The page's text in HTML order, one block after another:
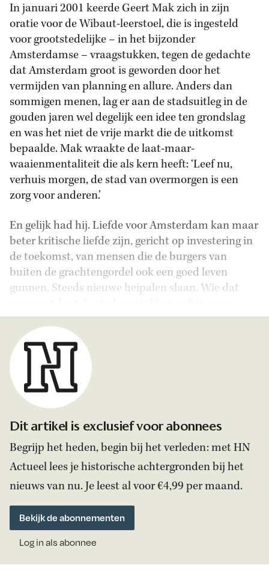
In januari 2001 keerde Geert Mak zich in zijn
oratie voor de Wibaut-leerstoel, die is ingesteld
voor grootstedelijke – in het bijzonder
Amsterdamse – vraagstukken, tegen de gedachte
dat Amsterdam groot is geworden door het
vermijden van planning en allure. Anders dan
sommigen menen, lag er aan de stadsuitleg in de
gouden jaren wel degelijk een idee ten grondslag
en was het niet de vrije markt die de uitkomst
bepaalde. Mak wraakte de laat-maar-
waaienmentaliteit die als kern heeft: ‘Leef nu,
verhuis morgen, de stad van overmorgen is een
zorg voor anderen.’
En gelijk had hij. Liefde voor Amsterdam kan maar
beter kritische liefde zijn, gericht op investering in
de toekomst, van mensen die de burgers van
buiten de grachtengordel ook een goed leven
gunnen. Steeds nieuwe heipalen slaan. Wie dat
Dit artikel is exclusief voor abonnees
Begrijp het heden, begin bij het verleden: met HN
Actueel lees je historische achtergronden bij het
nieuws van nu. Je leest al voor €4,99 per maand.
Bekijk de abonnementen
Log in als abonnee